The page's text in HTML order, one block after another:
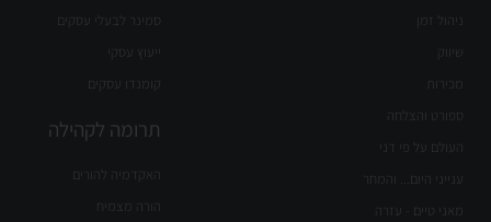
ניהול זמן
שיווק
ספורט והצלחה
העולם על פי דני
ענייני היום... והמחר
מאני טיים - עזרה
סמינר לבעלי עסקים
ייעוץ עסקי
קומנדו עסקים
תרומה לקהילה
האקדמיה להורים
הורה מצמיח